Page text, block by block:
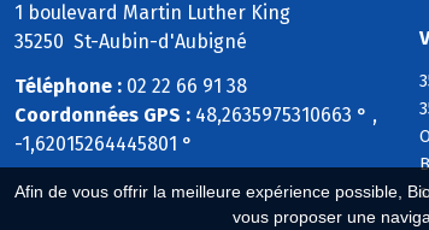
Afin de vous offrir la meilleure expérience possible,
vous proposer une
1 boulevard Martin Luther King
35250 St-Aubin-d'Aubigné
Téléphone : 02 22 66 91 38
Coordonnées GPS : 48,2635975310663 ° ,
-1,62015264445801 °